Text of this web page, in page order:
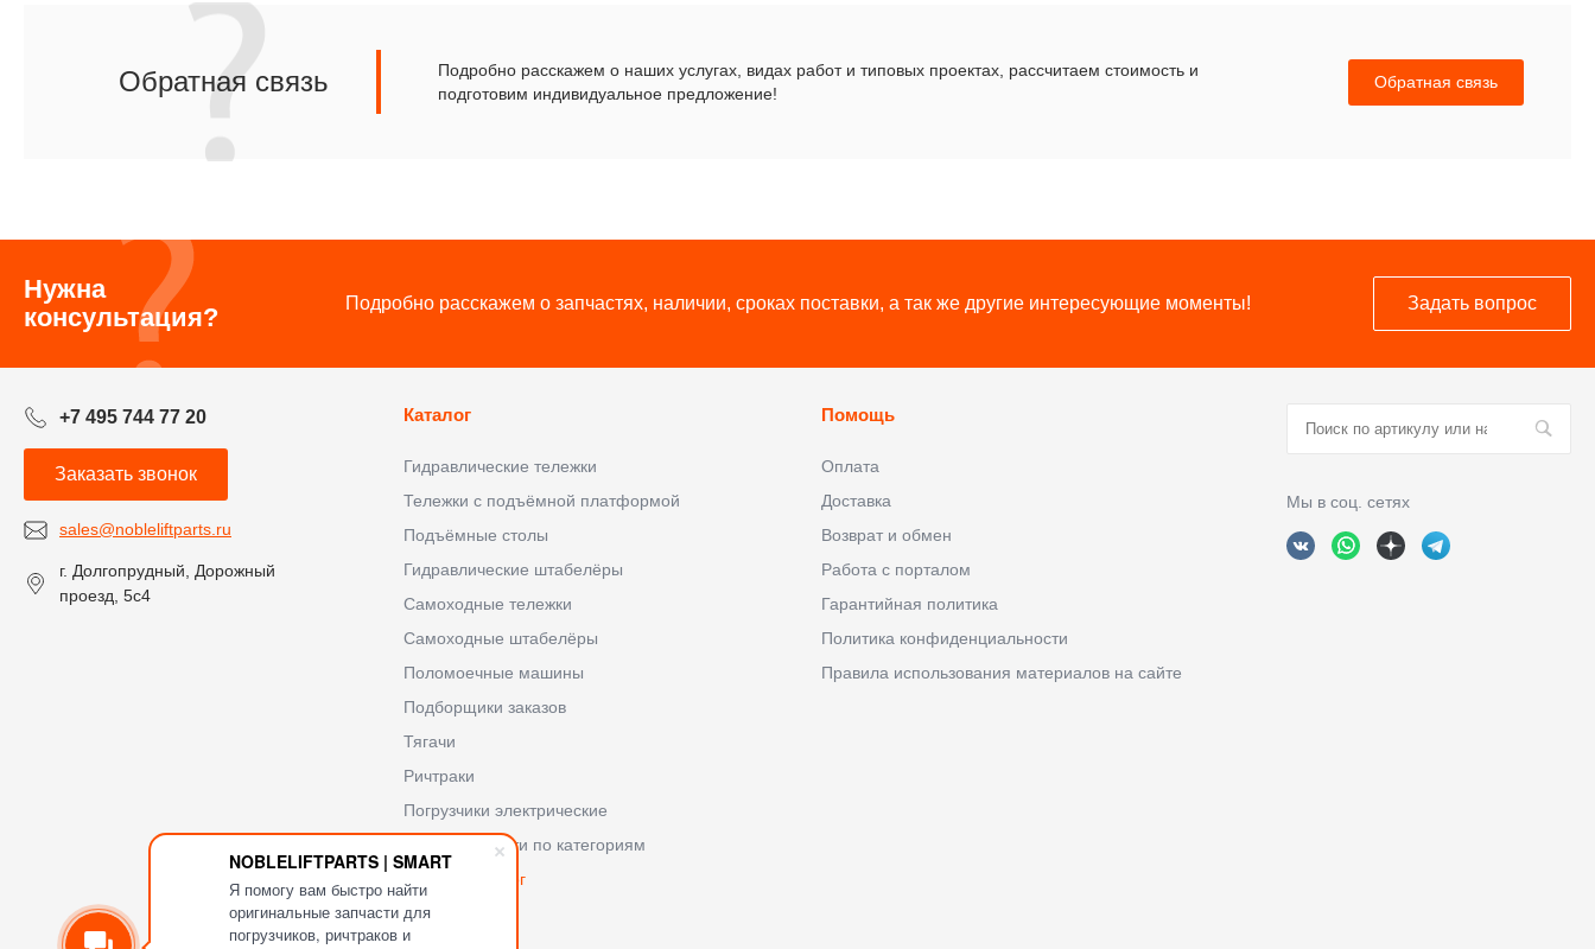
NOBLELIFTPARTS | SMART
Я помогу вам быстро найти
оригинальные запчасти для
погрузчиков, ричтраков и
Обратная связь
Подробно расскажем о наших услугах, видах работ и типовых проектах, рассчитаем стоимость и
подготовим индивидуальное предложение!
Обратная связь
Нужна
консультация?
Подробно расскажем о запчастях, наличии, сроках поставки, а так же другие интересующие моменты! Задать вопрос
+7 495 744 77 20
Заказать звонок
sales@nobleliftparts.ru
г. Долгопрудный, Дорожный
проезд, 5с4
Каталог
Гидравлические тележки
Тележки с подъёмной платформой
Подъёмные столы
Гидравлические штабелёры
Самоходные тележки
Самоходные штабелёры
Поломоечные машины
Подборщики заказов
Тягачи
Ричтраки
Погрузчики электрические
Запасные части по категориям
Мастер-каталог
Помощь
Оплата
Доставка
Возврат и обмен
Работа с порталом
Гарантийная политика
Политика конфиденциальности
Правила использования материалов на сайте
Мы в соц. сетях